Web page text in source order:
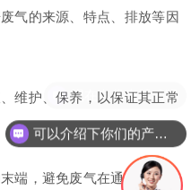
的来源、特点、排放等因
护、保养，以保证其正常
，避免废气在通风管道中
可以介绍下你们的产品么
现在有优惠活动吗